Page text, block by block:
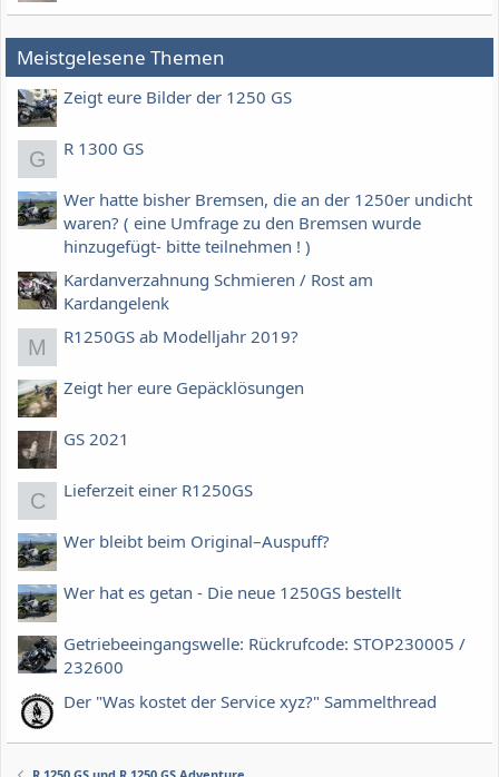
Meistgelesene Themen
Zeigt eure Bilder der 1250 GS
G R 1300 GS
Wer hatte bisher Bremsen, die an der 1250er undicht
waren? ( eine Umfrage zu den Bremsen wurde
hinzugefügt- bitte teilnehmen ! )
Kardanverzahnung Schmieren / Rost am
Kardangelenk
M R1250GS ab Modelljahr 2019?
Zeigt her eure Gepäcklösungen
GS 2021
C Lieferzeit einer R1250GS
Wer bleibt beim Original–Auspuff?
Wer hat es getan - Die neue 1250GS bestellt
Getriebeeingangswelle: Rückrufcode: STOP230005 /
232600
Der "Was kostet der Service xyz?" Sammelthread